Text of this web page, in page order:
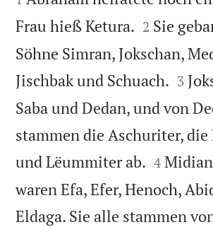
Frau hieß Ketura. 

2 Sie
Söhne Simran, Jokschan,
Jischbak und Schuach. 

3
Saba und Dedan, und von
stammen die Aschuriter,
und Lëummiter ab. 

4
waren Efa, Efer, Henoch,
Eldaga. Sie alle stammen